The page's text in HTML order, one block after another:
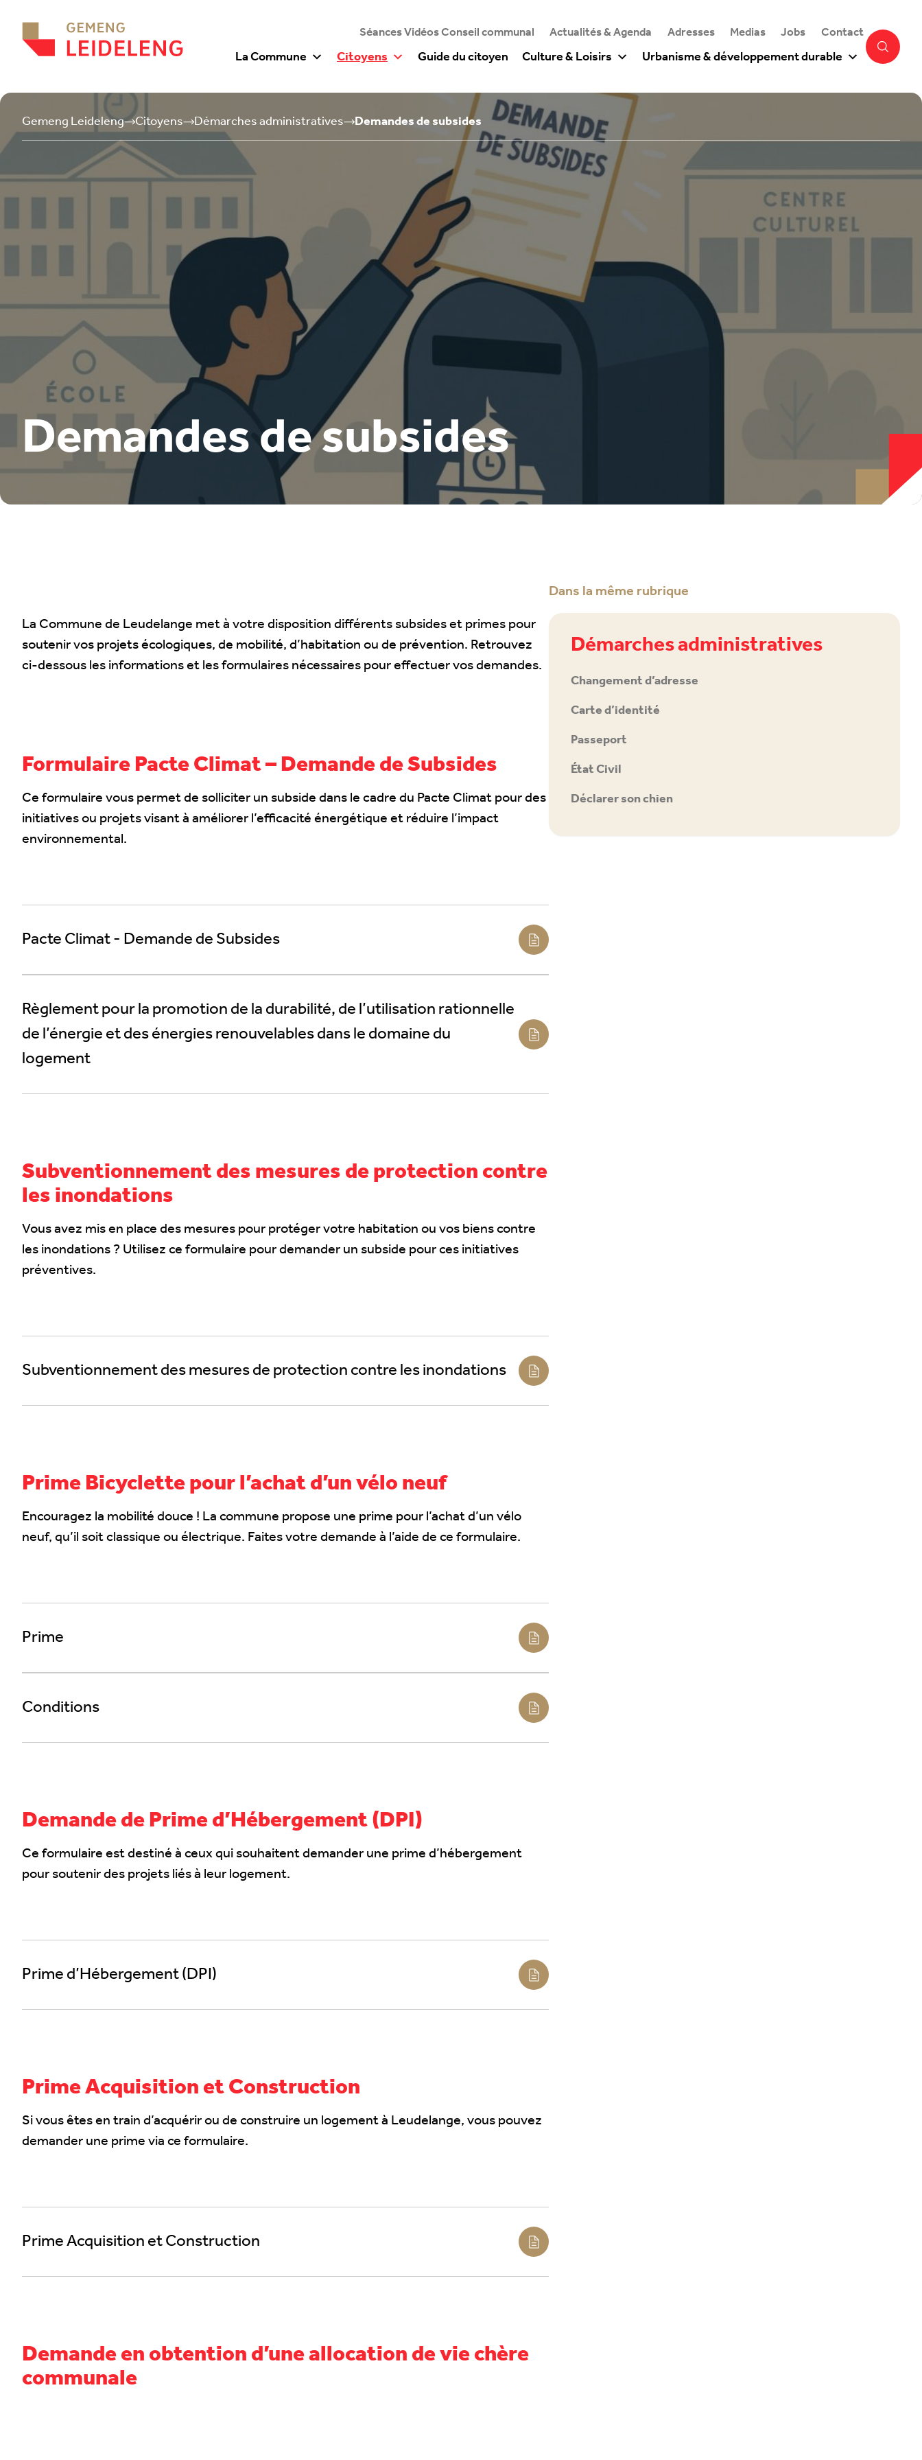
Séances Vidéos Conseil communal Actualités & Agenda Adresses Medias Jobs Contact
La Commune Citoyens Guide du citoyen Culture & Loisirs Urbanisme & développement durable
Gemeng Leideleng Citoyens Démarches administratives Demandes de subsides
Demandes de subsides
La Commune de Leudelange met à votre disposition différents subsides et primes pour
soutenir vos projets écologiques, de mobilité, d’habitation ou de prévention. Retrouvez
ci-dessous les informations et les formulaires nécessaires pour effectuer vos demandes.
Formulaire Pacte Climat – Demande de Subsides
Ce formulaire vous permet de solliciter un subside dans le cadre du Pacte Climat pour des
initiatives ou projets visant à améliorer l’efficacité énergétique et réduire l’impact
environnemental.
Pacte Climat - Demande de Subsides
Règlement pour la promotion de la durabilité, de l’utilisation rationnelle
de l’énergie et des énergies renouvelables dans le domaine du
logement
Subventionnement des mesures de protection contre
les inondations
Vous avez mis en place des mesures pour protéger votre habitation ou vos biens contre
les inondations ? Utilisez ce formulaire pour demander un subside pour ces initiatives
préventives.
Subventionnement des mesures de protection contre les inondations
Prime Bicyclette pour l’achat d’un vélo neuf
Encouragez la mobilité douce ! La commune propose une prime pour l’achat d’un vélo
neuf, qu’il soit classique ou électrique. Faites votre demande à l’aide de ce formulaire.
Prime
Conditions
Demande de Prime d’Hébergement (DPI)
Ce formulaire est destiné à ceux qui souhaitent demander une prime d’hébergement
pour soutenir des projets liés à leur logement.
Prime d’Hébergement (DPI)
Prime Acquisition et Construction
Si vous êtes en train d’acquérir ou de construire un logement à Leudelange, vous pouvez
demander une prime via ce formulaire.
Prime Acquisition et Construction
Demande en obtention d’une allocation de vie chère
communale
Dans la même rubrique
Démarches administratives
Changement d’adresse
Carte d’identité
Passeport
État Civil
Déclarer son chien